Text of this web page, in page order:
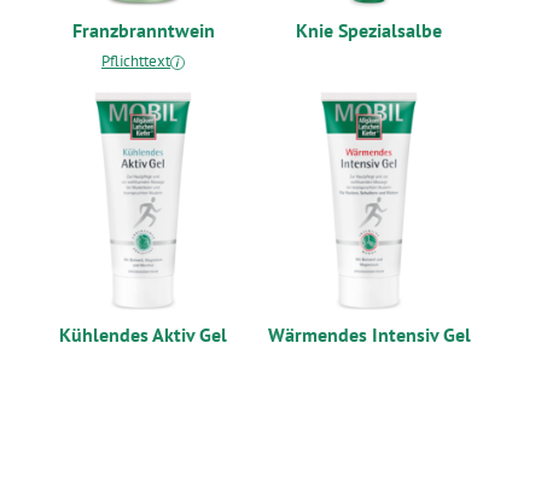
Franzbranntwein
Pflichttext
Knie Spezialsalbe
Kühlendes Aktiv Gel Wärmendes Intensiv Gel